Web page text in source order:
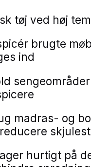
tøj ved høj
brugte
ind
madras- og
hurtigt på